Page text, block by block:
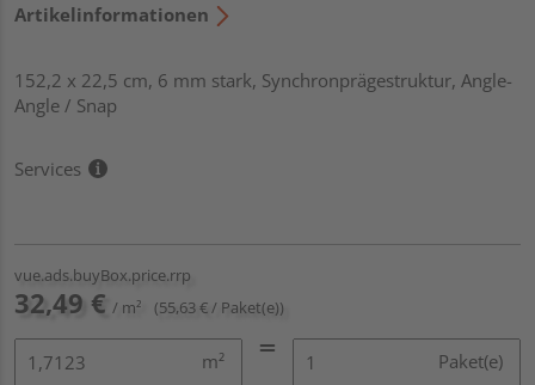
Artikelinformationen
152,2 x 22,5 cm, 6 mm stark, Synchronprägestruktur, Angle-
Angle / Snap
Services
vue.ads.buyBox.price.rrp
32,49 € / m² (55,63 € / Paket(e))
m² Paket(e)